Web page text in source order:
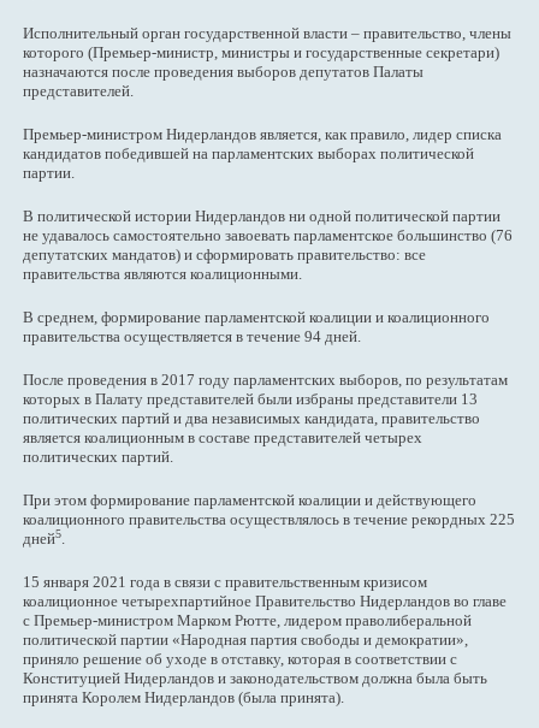
Исполнительный орган государственной власти – правительство, члены
которого (Премьер-министр, министры и государственные секретари)
назначаются после проведения выборов депутатов Палаты
представителей.
Премьер-министром Нидерландов является, как правило, лидер списка
кандидатов победившей на парламентских выборах политической
партии.
В политической истории Нидерландов ни одной политической партии
не удавалось самостоятельно завоевать парламентское большинство (76
депутатских мандатов) и сформировать правительство: все
правительства являются коалиционными.
В среднем, формирование парламентской коалиции и коалиционного
правительства осуществляется в течение 94 дней.
После проведения в 2017 году парламентских выборов, по результатам
которых в Палату представителей были избраны представители 13
политических партий и два независимых кандидата, правительство
является коалиционным в составе представителей четырех
политических партий.
При этом формирование парламентской коалиции и действующего
коалиционного правительства осуществлялось в течение рекордных 225
дней5.
15 января 2021 года в связи с правительственным кризисом
коалиционное четырехпартийное Правительство Нидерландов во главе
с Премьер-министром Марком Рютте, лидером праволиберальной
политической партии «Народная партия свободы и демократии»,
приняло решение об уходе в отставку, которая в соответствии с
Конституцией Нидерландов и законодательством должна была быть
принята Королем Нидерландов (была принята).